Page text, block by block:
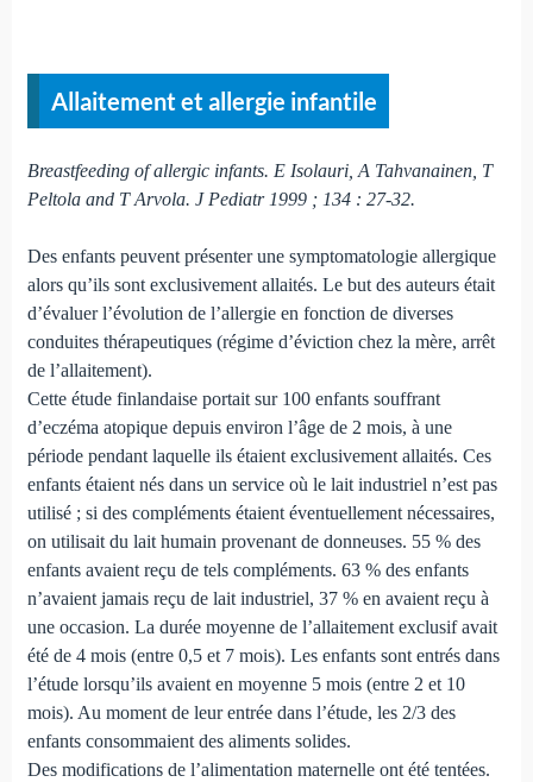
Allaitement et allergie infantile
Breastfeeding of allergic infants. E Isolauri, A Tahvanainen, T
Peltola and T Arvola. J Pediatr 1999 ; 134 : 27-32.
Des enfants peuvent présenter une symptomatologie allergique
alors qu’ils sont exclusivement allaités. Le but des auteurs était
d’évaluer l’évolution de l’allergie en fonction de diverses
conduites thérapeutiques (régime d’éviction chez la mère, arrêt
de l’allaitement).
Cette étude finlandaise portait sur 100 enfants souffrant
d’eczéma atopique depuis environ l’âge de 2 mois, à une
période pendant laquelle ils étaient exclusivement allaités. Ces
enfants étaient nés dans un service où le lait industriel n’est pas
utilisé ; si des compléments étaient éventuellement nécessaires,
on utilisait du lait humain provenant de donneuses. 55 % des
enfants avaient reçu de tels compléments. 63 % des enfants
n’avaient jamais reçu de lait industriel, 37 % en avaient reçu à
une occasion. La durée moyenne de l’allaitement exclusif avait
été de 4 mois (entre 0,5 et 7 mois). Les enfants sont entrés dans
l’étude lorsqu’ils avaient en moyenne 5 mois (entre 2 et 10
mois). Au moment de leur entrée dans l’étude, les 2/3 des
enfants consommaient des aliments solides.
Des modifications de l’alimentation maternelle ont été tentées.